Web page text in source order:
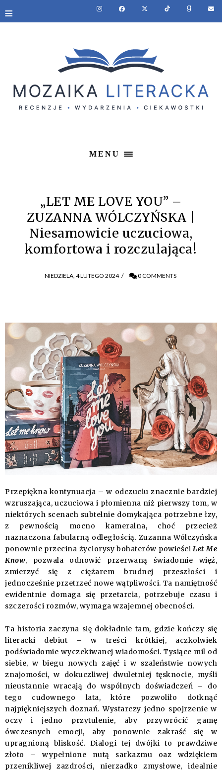
≡
MENU
„LET ME LOVE YOU” –
ZUZANNA WÓLCZYŃSKA |
Niesamowicie uczuciowa,
komfortowa i rozczulająca!
NIEDZIELA, 4 LUTEGO 2024 / 0 COMMENTS
Przepiękna kontynuacja – w odczuciu znacznie bardziej
wzruszająca, uczuciowa i płomienna niż pierwszy tom, w
niektórych scenach subtelnie domykająca potrzebne łzy,
z pewnością mocno kameralna, choć przecież
naznaczona fabularną odległością. Zuzanna Wólczyńska
ponownie przecina życiorysy bohaterów powieści Let Me
Know, pozwala odnowić przerwaną świadomie więź,
zmierzyć się z ciężarem brudnej przeszłości i
jednocześnie przetrzeć nowe wątpliwości. Ta namiętność
ewidentnie domaga się przetarcia, potrzebuje czasu i
szczerości rozmów, wymaga wzajemnej obecności.
Ta historia zaczyna się dokładnie tam, gdzie kończy się
literacki debiut – w treści krótkiej, aczkolwiek
podświadomie wyczekiwanej wiadomości. Tysiące mil od
siebie, w biegu nowych zajęć i w szaleństwie nowych
znajomości, w dokuczliwej dwuletniej tęsknocie, myśli
nieustannie wracają do wspólnych doświadczeń – do
tego cudownego lata, które pozwoliło dotknąć
najpiękniejszych doznań. Wystarczy jedno spojrzenie w
oczy i jedno przytulenie, aby przywrócić gamę
ówczesnych emocji, aby ponownie zakraść się w
upragnioną bliskość. Dialogi tej dwójki to prawdziwe
złoto – wypełnione nutą sarkazmu oaz wdziękiem
przenikliwej zazdrości, nierzadko zmysłowe, idealnie